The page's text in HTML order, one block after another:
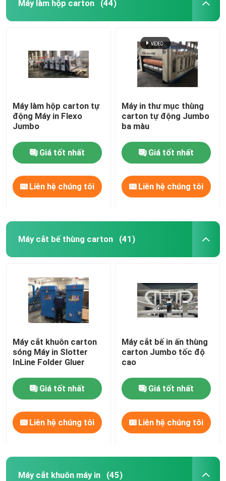
Máy làm hộp carton (44)
Máy làm hộp carton tự
động Máy in Flexo
Jumbo
Giá tốt nhất
Liên hệ chúng tôi
Máy in thư mục thùng
carton tự động Jumbo
ba màu
Giá tốt nhất
Liên hệ chúng tôi
Máy cắt bế thùng carton (41)
Máy cắt khuôn carton
sóng Máy in Slotter
InLine Folder Gluer
Giá tốt nhất
Liên hệ chúng tôi
Máy cắt bế in ấn thùng
carton Jumbo tốc độ
cao
Giá tốt nhất
Liên hệ chúng tôi
Máy cắt khuôn máy in (45)